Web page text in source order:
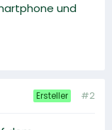
und
Ersteller #2